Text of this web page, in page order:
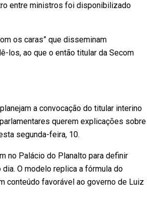
entre ministros foi disponibilizado
os caras” que disseminam
los, ao que o então titular da Secom
a convocação do titular interino
querem explicações sobre
segunda-feira, 10.
no Palácio do Planalto para definir
O modelo replica a fórmula do
conteúdo favorável ao governo de Luiz